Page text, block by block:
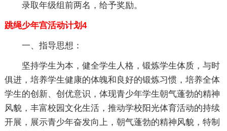
录取年级组前两名，给予奖励。
跳绳少年宫活动计划4
一、指导思想：
坚持学生为本，健全学生人格，锻炼学生体质，与时
俱进，培养学生健康的体魄和良好的锻炼习惯，培养全体
学生的创新、创优意识，体现青少年学生朝气蓬勃的精神
风貌，丰富校园文化生活，推动学校阳光体育活动的持续
开展，展示青少年奋发向上，朝气蓬勃的精神风貌，特制